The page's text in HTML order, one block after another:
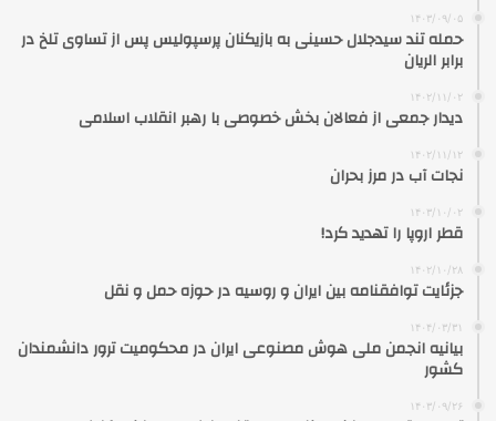
۱۴۰۳/۰۹/۰۵
حمله تند سیدجلال حسینی به بازیکنان پرسپولیس پس از تساوی تلخ در
برابر الریان
۱۴۰۲/۱۱/۰۲
دیدار جمعی از فعالان بخش خصوصی با رهبر انقلاب اسلامی
۱۴۰۲/۱۱/۱۲
نجات آب در مرز بحران
۱۴۰۳/۱۰/۰۲
قطر اروپا را تهدید کرد!
۱۴۰۲/۱۰/۲۸
جزئایت توافقنامه بین ایران و روسیه در حوزه حمل و نقل
۱۴۰۴/۰۳/۳۱
بیانیه انجمن ملی هوش مصنوعی ایران در محکومیت ترور دانشمندان
کشور
۱۴۰۳/۰۹/۲۶